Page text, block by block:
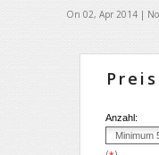
On 02, Apr 2014 |
Anzahl: